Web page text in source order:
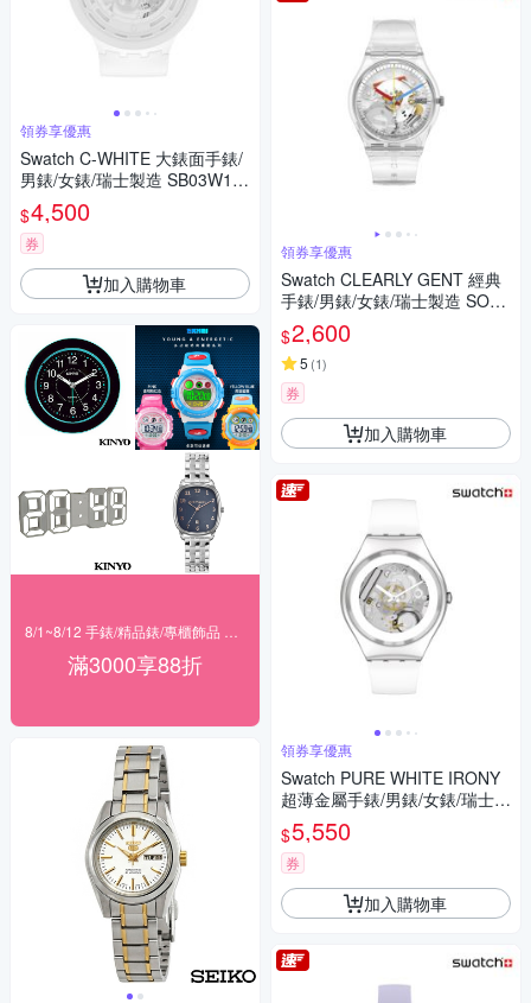
領券享優惠
Swatch C-WHITE 大錶面手錶/
男錶/女錶/瑞士製造 SB03W10
0 (47mm)
$4,500
券
加入購物車
滿3000享88折
領券享優惠
Swatch CLEARLY GENT 經典
手錶/男錶/女錶/瑞士製造 SO28
K100-S06 (34mm)
$2,600
5 (1)
券
加入購物車
領券享優惠
Swatch PURE WHITE IRONY
超薄金屬手錶/男錶/女錶/瑞士製
造 SYXS138 (42mm)
$5,550
券
加入購物車